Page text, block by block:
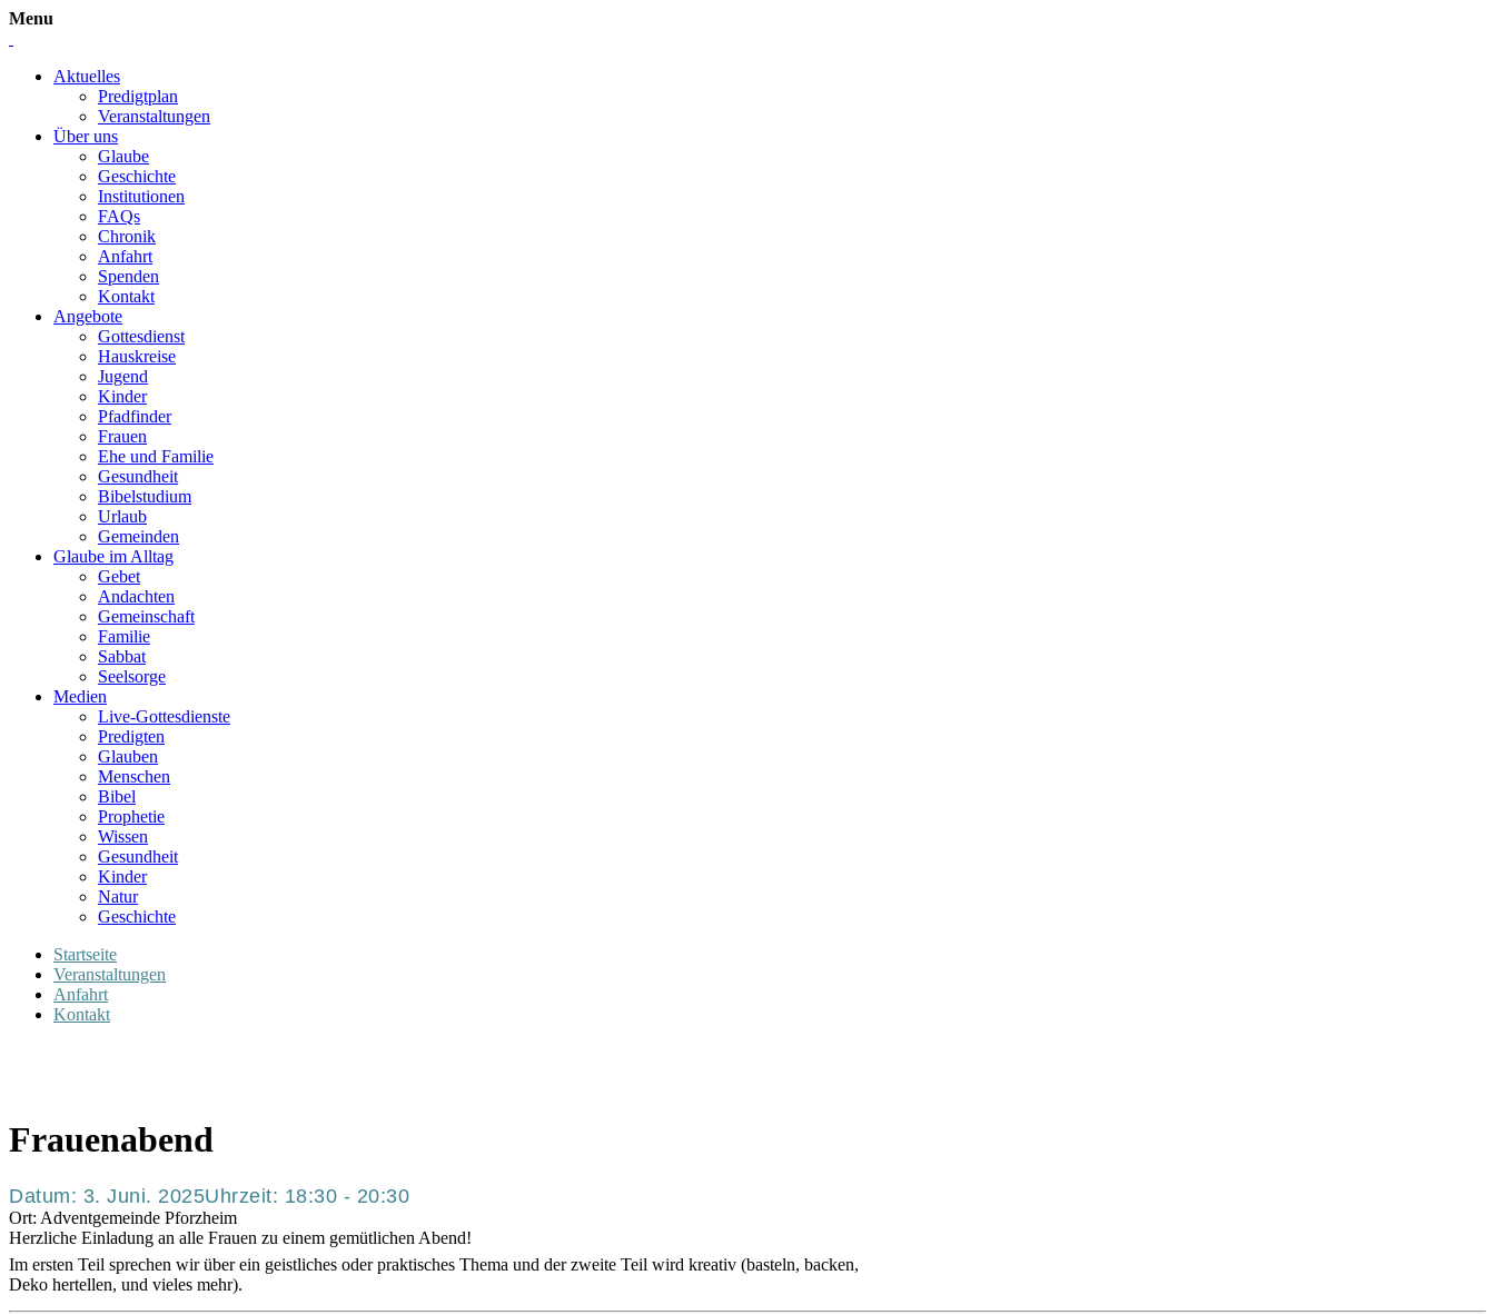
Menu
Aktuelles
Predigtplan
Veranstaltungen
Über uns
Glaube
Geschichte
Institutionen
FAQs
Chronik
Anfahrt
Spenden
Kontakt
Angebote
Gottesdienst
Hauskreise
Jugend
Kinder
Pfadfinder
Frauen
Ehe und Familie
Gesundheit
Bibelstudium
Urlaub
Gemeinden
Glaube im Alltag
Gebet
Andachten
Gemeinschaft
Familie
Sabbat
Seelsorge
Medien
Live-Gottesdienste
Predigten
Glauben
Menschen
Bibel
Prophetie
Wissen
Gesundheit
Kinder
Natur
Geschichte
Startseite
Veranstaltungen
Anfahrt
Kontakt
Frauenabend
Datum: 3. Juni. 2025Uhrzeit: 18:30 - 20:30
Ort: Adventgemeinde Pforzheim
Herzliche Einladung an alle Frauen zu einem gemütlichen Abend!
Im ersten Teil sprechen wir über ein geistliches oder praktisches Thema und der zweite Teil wird kreativ (basteln, backen,
Deko hertellen, und vieles mehr).